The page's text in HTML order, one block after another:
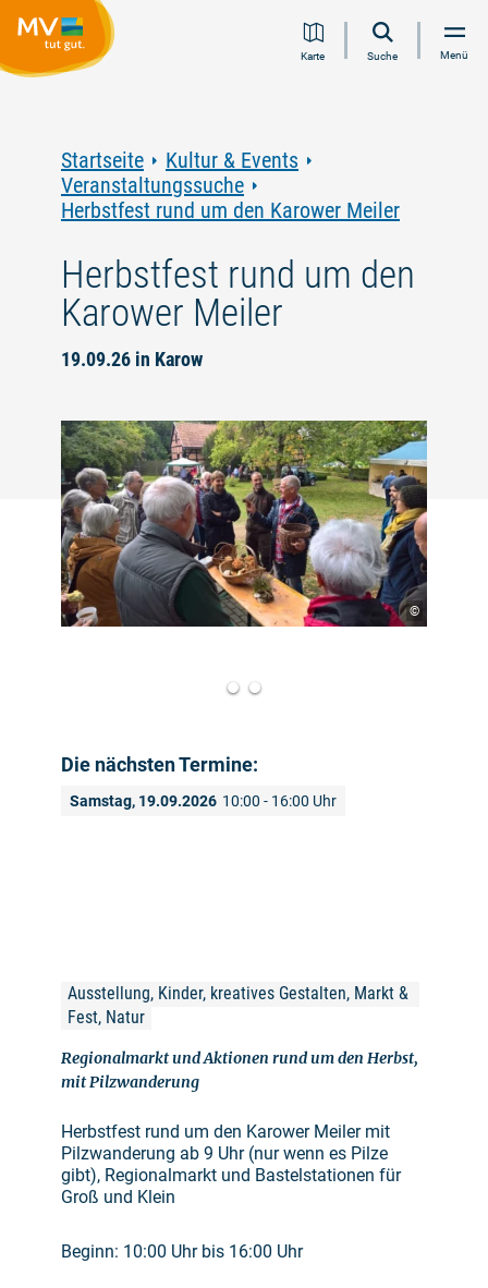
Inhalt
Navigation
Volltextsuche
FooterKarte Suche Menü
Startseite
Kultur & Events
Veranstaltungssuche
Herbstfest rund um den Karower Meiler
Herbstfest rund um den
Karower Meiler
19.09.26 in Karow
©
Die nächsten Termine:
Samstag, 19.09.2026 10:00 - 16:00 Uhr
Ausstellung, Kinder, kreatives Gestalten, Markt &
Fest, Natur
Regionalmarkt und Aktionen rund um den Herbst,
mit Pilzwanderung
Herbstfest rund um den Karower Meiler mit
Pilzwanderung ab 9 Uhr (nur wenn es Pilze
gibt), Regionalmarkt und Bastelstationen für
Groß und Klein
Beginn: 10:00 Uhr bis 16:00 Uhr